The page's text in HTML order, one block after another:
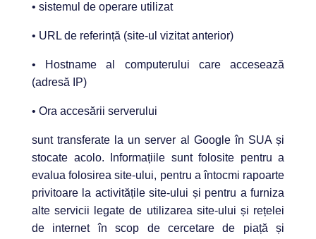
• sistemul de operare utilizat
• URL de referință (site-ul vizitat anterior)
• Hostname al computerului care accesează
(adresă IP)
• Ora accesării serverului
sunt transferate la un server al Google în SUA și
stocate acolo. Informațiile sunt folosite pentru a
evalua folosirea site-ului, pentru a întocmi rapoarte
privitoare la activitățile site-ului și pentru a furniza
alte servicii legate de utilizarea site-ului și rețelei
de internet în scop de cercetare de piață și